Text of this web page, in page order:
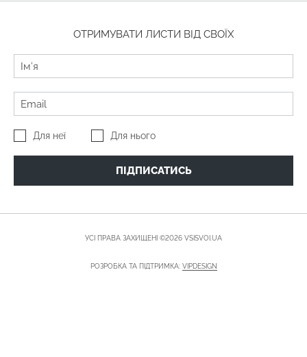
ОТРИМУВАТИ ЛИСТИ ВІД СВОЇХ
Для неї Для нього
ПІДПИСАТИСЬ
УСІ ПРАВА ЗАХИЩЕНІ ©2026 VSISVOI.UA
РОЗРОБКА ТА ПІДТРИМКА: VIPDESIGN